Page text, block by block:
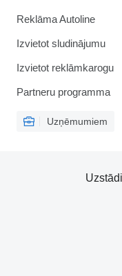
Reklāma Autoline
Izvietot sludinājumu
Izvietot reklāmkarogu
Partneru programma
Uzņēmumiem